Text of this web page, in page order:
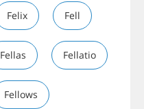
Felix Fell
Fellas Fellatio
Fellows